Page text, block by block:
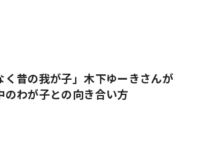
く昔の我が子」木下ゆーきさんが
わが子との向き合い方